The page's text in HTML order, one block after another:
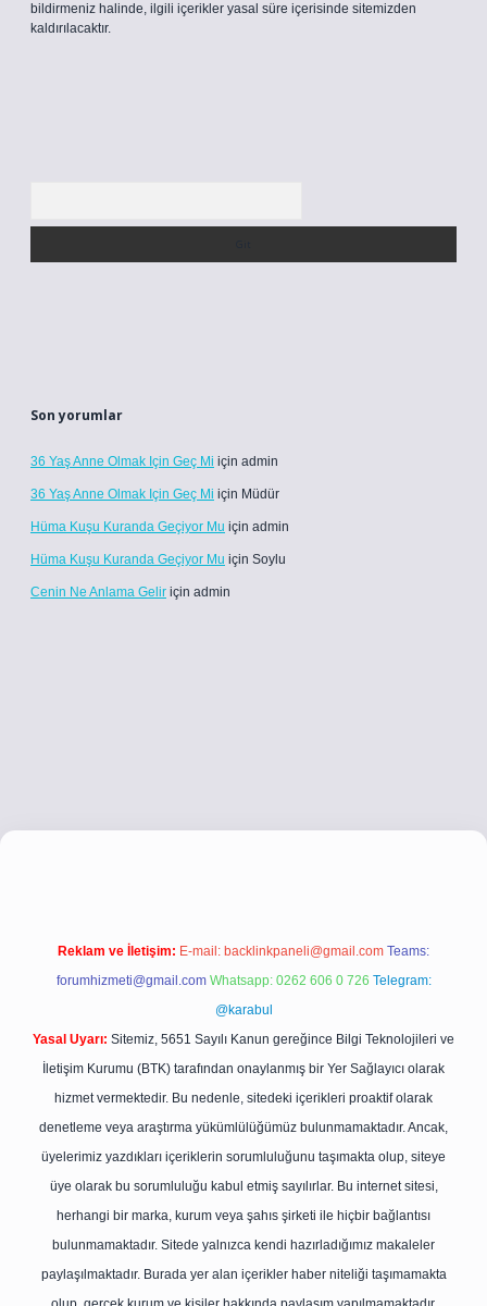
bildirmeniz halinde, ilgili içerikler yasal süre içerisinde sitemizden
kaldırılacaktır.
Son yorumlar
36 Yaş Anne Olmak Için Geç Mi için admin
36 Yaş Anne Olmak Için Geç Mi için Müdür
Hüma Kuşu Kuranda Geçiyor Mu için admin
Hüma Kuşu Kuranda Geçiyor Mu için Soylu
Cenin Ne Anlama Gelir için admin
betci girişbetci girişhiltonbet yeni giriş
Reklam ve İletişim: E-mail: backlinkpaneli@gmail.com Teams:
forumhizmeti@gmail.com Whatsapp: 0262 606 0 726 Telegram:
@karabul
Yasal Uyarı: Sitemiz, 5651 Sayılı Kanun gereğince Bilgi Teknolojileri ve
İletişim Kurumu (BTK) tarafından onaylanmış bir Yer Sağlayıcı olarak
hizmet vermektedir. Bu nedenle, sitedeki içerikleri proaktif olarak
denetleme veya araştırma yükümlülüğümüz bulunmamaktadır. Ancak,
üyelerimiz yazdıkları içeriklerin sorumluluğunu taşımakta olup, siteye
üye olarak bu sorumluluğu kabul etmiş sayılırlar. Bu internet sitesi,
herhangi bir marka, kurum veya şahıs şirketi ile hiçbir bağlantısı
bulunmamaktadır. Sitede yalnızca kendi hazırladığımız makaleler
paylaşılmaktadır. Burada yer alan içerikler haber niteliği taşımamakta